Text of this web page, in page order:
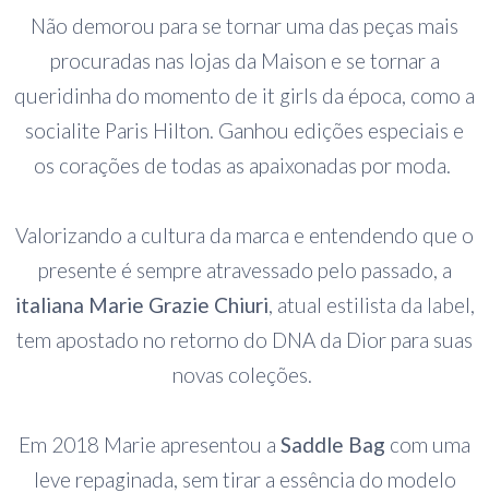
Não demorou para se tornar uma das peças mais
procuradas nas lojas da Maison e se tornar a
queridinha do momento de it girls da época, como a
socialite Paris Hilton. Ganhou edições especiais e
os corações de todas as apaixonadas por moda.
Valorizando a cultura da marca e entendendo que o
presente é sempre atravessado pelo passado, a
italiana Marie Grazie Chiuri, atual estilista da label,
tem apostado no retorno do DNA da Dior para suas
novas coleções.
Em 2018 Marie apresentou a Saddle Bag com uma
leve repaginada, sem tirar a essência do modelo